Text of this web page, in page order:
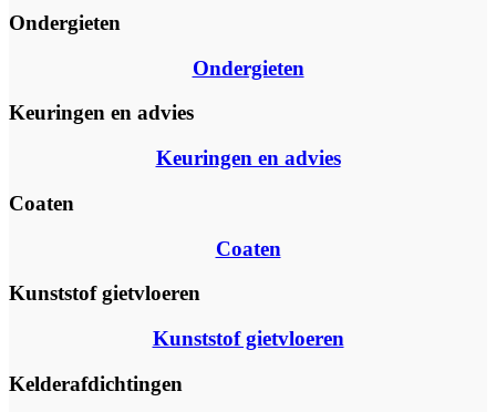
Ondergieten
Ondergieten
Keuringen en advies
Keuringen en advies
Coaten
Coaten
Kunststof gietvloeren
Kunststof gietvloeren
Kelderafdichtingen